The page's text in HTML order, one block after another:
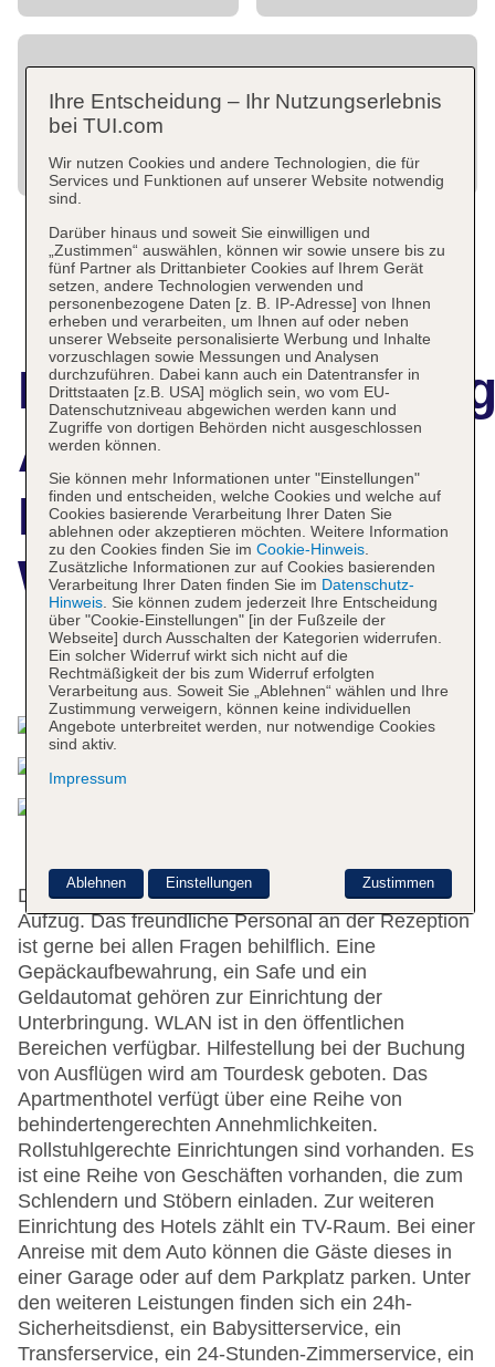
Adina Apartment
Hotel Darwin
Waterfront
Das bietet Ihre Unterkunft
Das Hotel bietet 121 Zimmer und verfügt über einen
Aufzug. Das freundliche Personal an der Rezeption
ist gerne bei allen Fragen behilflich. Eine
Gepäckaufbewahrung, ein Safe und ein
Geldautomat gehören zur Einrichtung der
Unterbringung. WLAN ist in den öffentlichen
Bereichen verfügbar. Hilfestellung bei der Buchung
von Ausflügen wird am Tourdesk geboten. Das
Apartmenthotel verfügt über eine Reihe von
behindertengerechten Annehmlichkeiten.
Rollstuhlgerechte Einrichtungen sind vorhanden. Es
ist eine Reihe von Geschäften vorhanden, die zum
Schlendern und Stöbern einladen. Zur weiteren
Einrichtung des Hotels zählt ein TV-Raum. Bei einer
Anreise mit dem Auto können die Gäste dieses in
einer Garage oder auf dem Parkplatz parken. Unter
den weiteren Leistungen finden sich ein 24h-
Sicherheitsdienst, ein Babysitterservice, ein
Transferservice, ein 24-Stunden-Zimmerservice, ein
Ihre Entscheidung – Ihr Nutzungserlebnis
bei TUI.com
Wir nutzen Cookies und andere Technologien, die für
Services und Funktionen auf unserer Website notwendig
sind.
Darüber hinaus und soweit Sie einwilligen und
„Zustimmen“ auswählen, können wir sowie unsere bis zu
fünf Partner als Drittanbieter Cookies auf Ihrem Gerät
setzen, andere Technologien verwenden und
personenbezogene Daten [z. B. IP-Adresse] von Ihnen
erheben und verarbeiten, um Ihnen auf oder neben
unserer Webseite personalisierte Werbung und Inhalte
vorzuschlagen sowie Messungen und Analysen
durchzuführen. Dabei kann auch ein Datentransfer in
Drittstaaten [z.B. USA] möglich sein, wo vom EU-
Datenschutzniveau abgewichen werden kann und
Zugriffe von dortigen Behörden nicht ausgeschlossen
werden können.
Sie können mehr Informationen unter "Einstellungen"
finden und entscheiden, welche Cookies und welche auf
Cookies basierende Verarbeitung Ihrer Daten Sie
ablehnen oder akzeptieren möchten. Weitere Information
zu den Cookies finden Sie im Cookie-Hinweis.
Zusätzliche Informationen zur auf Cookies basierenden
Verarbeitung Ihrer Daten finden Sie im Datenschutz-
Hinweis. Sie können zudem jederzeit Ihre Entscheidung
über "Cookie-Einstellungen" [in der Fußzeile der
Webseite] durch Ausschalten der Kategorien widerrufen.
Ein solcher Widerruf wirkt sich nicht auf die
Rechtmäßigkeit der bis zum Widerruf erfolgten
Verarbeitung aus. Soweit Sie „Ablehnen“ wählen und Ihre
Zustimmung verweigern, können keine individuellen
Angebote unterbreitet werden, nur notwendige Cookies
sind aktiv.
Impressum
Zustimmen
Ablehnen Einstellungen